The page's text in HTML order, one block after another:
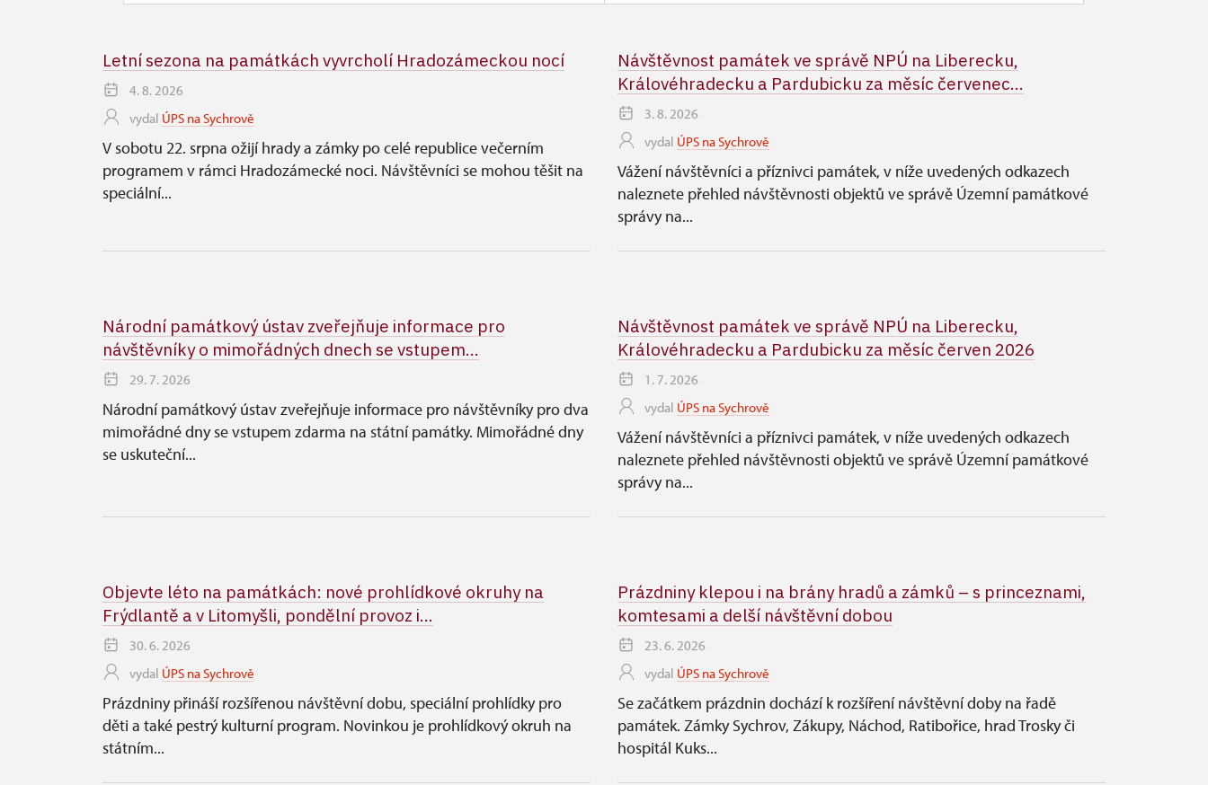
jmenován k 1. březnu 2024.
Letní sezona na památkách vyvrcholí Hradozámeckou nocí
4. 8. 2026
vydal ÚPS na Sychrově
V sobotu 22. srpna ožijí hrady a zámky po celé republice večerním
programem v rámci Hradozámecké noci. Návštěvníci se mohou těšit na
speciální...
Návštěvnost památek ve správě NPÚ na Liberecku,
Královéhradecku a Pardubicku za měsíc červenec...
3. 8. 2026
vydal ÚPS na Sychrově
Vážení návštěvníci a příznivci památek, v níže uvedených odkazech
naleznete přehled návštěvnosti objektů ve správě Územní památkové
správy na...
Národní památkový ústav zveřejňuje informace pro
návštěvníky o mimořádných dnech se vstupem...
29. 7. 2026
Národní památkový ústav zveřejňuje informace pro návštěvníky pro dva
mimořádné dny se vstupem zdarma na státní památky. Mimořádné dny
se uskuteční...
Návštěvnost památek ve správě NPÚ na Liberecku,
Královéhradecku a Pardubicku za měsíc červen 2026
1. 7. 2026
vydal ÚPS na Sychrově
Vážení návštěvníci a příznivci památek, v níže uvedených odkazech
naleznete přehled návštěvnosti objektů ve správě Územní památkové
správy na...
Objevte léto na památkách: nové prohlídkové okruhy na
Frýdlantě a v Litomyšli, pondělní provoz i...
30. 6. 2026
vydal ÚPS na Sychrově
Prázdniny přináší rozšířenou návštěvní dobu, speciální prohlídky pro
děti a také pestrý kulturní program. Novinkou je prohlídkový okruh na
státním...
Prázdniny klepou i na brány hradů a zámků – s princeznami,
komtesami a delší návštěvní dobou
23. 6. 2026
vydal ÚPS na Sychrově
Se začátkem prázdnin dochází k rozšíření návštěvní doby na řadě
památek. Zámky Sychrov, Zákupy, Náchod, Ratibořice, hrad Trosky či
hospitál Kuks...